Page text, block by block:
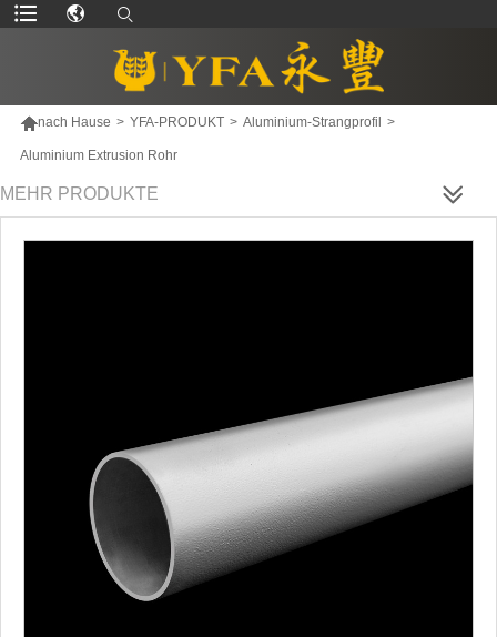
nach Hause > YFA-PRODUKT > Aluminium-Strangprofil >
Aluminium Extrusion Rohr
MEHR PRODUKTE